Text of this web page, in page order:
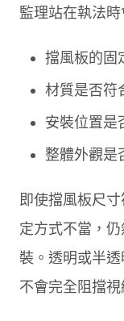
監理站在執法
擋風板的固
材質是否符
安裝位置是
整體外觀是
即使擋風板尺
定方式不當，
裝。透明或半
不會完全阻擋視